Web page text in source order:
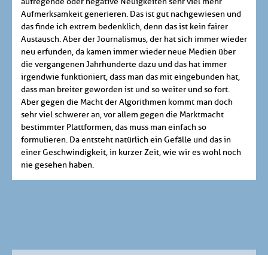
Aufmerksamkeit generieren. Das ist gut nachgewiesen und
das finde ich extrem bedenklich, denn das ist kein fairer
Austausch. Aber der Journalismus, der hat sich immer wieder
neu erfunden, da kamen immer wieder neue Medien über
die vergangenen Jahrhunderte dazu und das hat immer
irgendwie funktioniert, dass man das mit eingebunden hat,
dass man breiter geworden ist und so weiter und so fort.
Aber gegen die Macht der Algorithmen kommt man doch
sehr viel schwerer an, vor allem gegen die Marktmacht
bestimmter Plattformen, das muss man einfach so
formulieren. Da entsteht natürlich ein Gefälle und das in
einer Geschwindigkeit, in kurzer Zeit, wie wir es wohl noch
nie gesehen haben.